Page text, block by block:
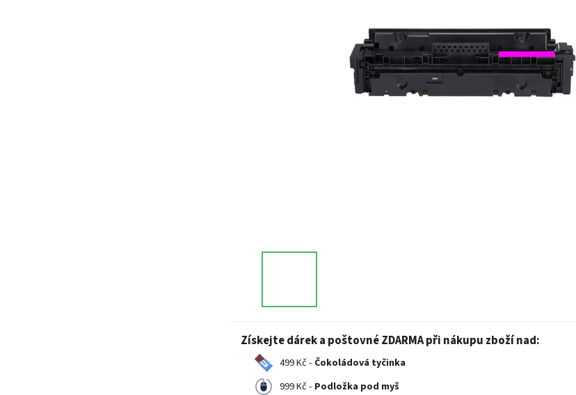
Získejte dárek a poštovné ZDARMA při nákupu zboží nad:
499 Kč - Čokoládová tyčinka
999 Kč - Podložka pod myš